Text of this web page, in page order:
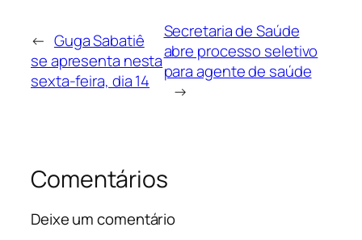
← Guga Sabatiê
se apresenta nesta
sexta-feira, dia 14
Secretaria de Saúde
abre processo seletivo
para agente de saúde
→
Comentários
Deixe um comentário